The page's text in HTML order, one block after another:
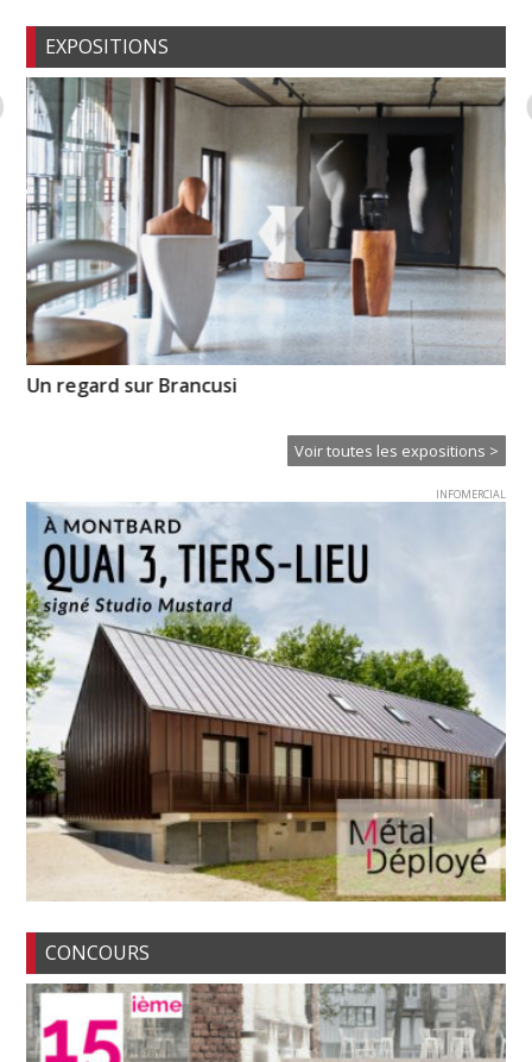
EXPOSITIONS
Un regard sur Brancusi
Voir toutes les expositions >
INFOMERCIAL
CONCOURS